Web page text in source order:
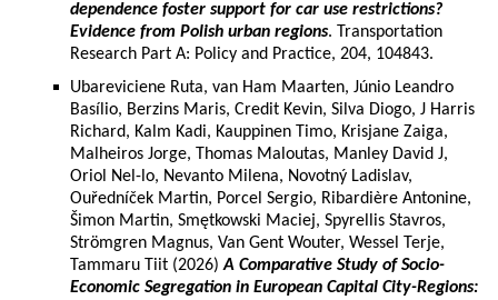
dependence foster support for car use restrictions?
Evidence from Polish urban regions. Transportation
Research Part A: Policy and Practice, 204, 104843.
Ubareviciene Ruta, van Ham Maarten, Júnio Leandro
Basílio, Berzins Maris, Credit Kevin, Silva Diogo, J Harris
Richard, Kalm Kadi, Kauppinen Timo, Krisjane Zaiga,
Malheiros Jorge, Thomas Maloutas, Manley David J,
Oriol Nel-lo, Nevanto Milena, Novotný Ladislav,
Ouředníček Martin, Porcel Sergio, Ribardière Antonine,
Šimon Martin, Smętkowski Maciej, Spyrellis Stavros,
Strömgren Magnus, Van Gent Wouter, Wessel Terje,
Tammaru Tiit (2026)A Comparative Study of Socio-
Economic Segregation in European Capital City-Regions: